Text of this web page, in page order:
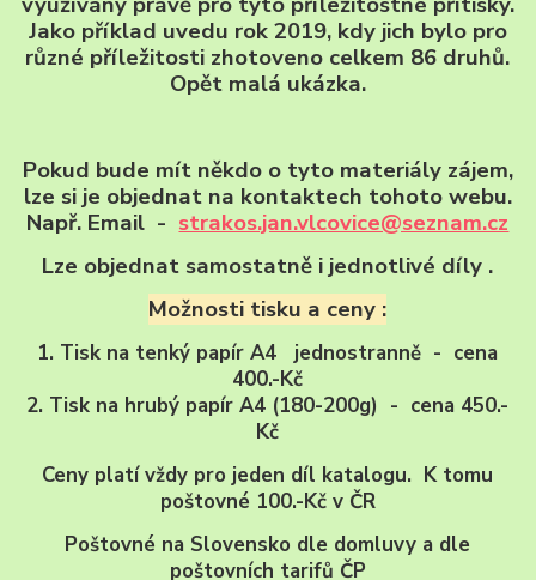
Jako příklad uvedu rok 2019, kdy jich bylo pro
různé příležitosti zhotoveno celkem 86 druhů.
Opět malá ukázka.
Pokud bude mít někdo o tyto materiály zájem,
lze si je objednat na kontaktech tohoto webu.
Např. Email - strakos.jan.vlcovice@seznam.cz
Lze objednat samostatně i jednotlivé díly .
Možnosti tisku a ceny :
1. Tisk na tenký papír A4 jednostranně - cena
400.-Kč
2. Tisk na hrubý papír A4 (180-200g) - cena 450.-
Kč
Ceny platí vždy pro jeden díl katalogu. K tomu
poštovné 100.-Kč v ČR
Poštovné na Slovensko dle domluvy a dle
poštovních tarifů ČP